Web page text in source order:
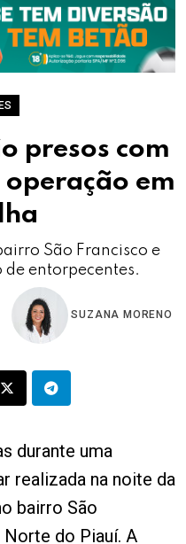
presos com
em
São Francisco e
entorpecentes.
SUZANA MORENO
durante uma
realizada na noite da
bairro São
Norte do Piauí. A